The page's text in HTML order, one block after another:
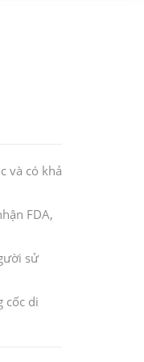
và có khả
FDA,
sử
cốc di